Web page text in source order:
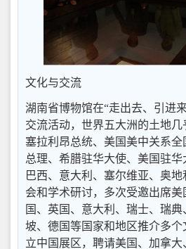
文化与交流
湖南省博物馆在“走出去、引进
交流活动，世界五大洲的土地
塞拉利昂总统、美国美中关系
总理、希腊驻华大使、美国驻
巴西、意大利、塞尔维亚、奥
会和学术研讨，多次受邀出席
国、英国、意大利、瑞士、瑞
坡、德国等国家和地区推介多
立中国展区，聘请美国、加拿